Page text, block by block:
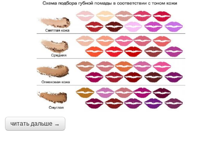
читать дальше →